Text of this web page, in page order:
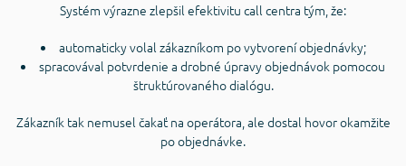
Systém výrazne zlepšil efektivitu call centra tým, že:
automaticky volal zákazníkom po vytvorení objednávky;
spracovával potvrdenie a drobné úpravy objednávok pomocou
štruktúrovaného dialógu.
Zákazník tak nemusel čakať na operátora, ale dostal hovor okamžite
po objednávke.